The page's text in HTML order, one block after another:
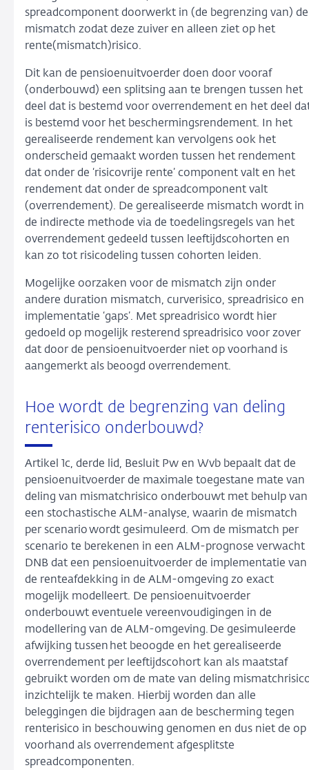
spreadcomponent doorwerkt in (de begrenzing van) de
mismatch zodat deze zuiver en alleen ziet op het
rente(mismatch)risico.
Dit kan de pensioenuitvoerder doen door vooraf
(onderbouwd) een splitsing aan te brengen tussen het
deel dat is bestemd voor overrendement en het deel
is bestemd voor het beschermingsrendement. In het
gerealiseerde rendement kan vervolgens ook het
onderscheid gemaakt worden tussen het rendement
dat onder de ‘risicovrije rente’ component valt en het
rendement dat onder de spreadcomponent valt
(overrendement). De gerealiseerde mismatch wordt in
de indirecte methode via de toedelingsregels van het
overrendement gedeeld tussen leeftijdscohorten en
kan zo tot risicodeling tussen cohorten leiden.
Mogelijke oorzaken voor de mismatch zijn onder
andere duration mismatch, curverisico, spreadrisico en
implementatie ‘gaps’. Met spreadrisico wordt hier
gedoeld op mogelijk resterend spreadrisico voor zover
dat door de pensioenuitvoerder niet op voorhand is
aangemerkt als beoogd overrendement.
Hoe wordt de begrenzing van deling
renterisico onderbouwd?
Artikel 1c, derde lid, Besluit Pw en Wvb bepaalt dat de
pensioenuitvoerder de maximale toegestane mate van
deling van mismatchrisico onderbouwt met behulp van
een stochastische ALM-analyse, waarin de mismatch
per scenario wordt gesimuleerd. Om de mismatch per
scenario te berekenen in een ALM-prognose verwacht
DNB dat een pensioenuitvoerder de implementatie van
de renteafdekking in de ALM-omgeving zo exact
mogelijk modelleert. De pensioenuitvoerder
onderbouwt eventuele vereenvoudigingen in de
modellering van de ALM-omgeving. De gesimuleerde
afwijking tussen het beoogde en het gerealiseerde
overrendement per leeftijdscohort kan als maatstaf
gebruikt worden om de mate van deling
inzichtelijk te maken. Hierbij worden dan alle
beleggingen die bijdragen aan de bescherming tegen
renterisico in beschouwing genomen en dus niet de op
voorhand als overrendement afgesplitste
spreadcomponenten.